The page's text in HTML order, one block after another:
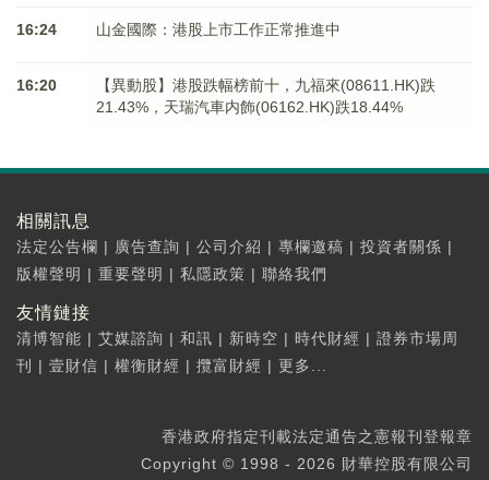
16:24 山金國際：港股上市工作正常推進中
16:20
【異動股】港股跌幅榜前十，九福來(08611.HK)跌
21.43%，天瑞汽車内飾(06162.HK)跌18.44%
相關訊息
法定公告欄 | 廣告查詢 | 公司介紹 | 專欄邀稿 | 投資者關係 |
版權聲明 | 重要聲明 | 私隱政策 | 聯絡我們
友情鏈接
清博智能 | 艾媒諮詢 | 和訊 | 新時空 | 時代財經 | 證券市場周
刊
| 壹財信 | 權衡財經 | 攬富財經 | 更多...
香港政府指定刊載法定通告之憲報刊登報章
Copyright © 1998 - 2026 財華控股有限公司